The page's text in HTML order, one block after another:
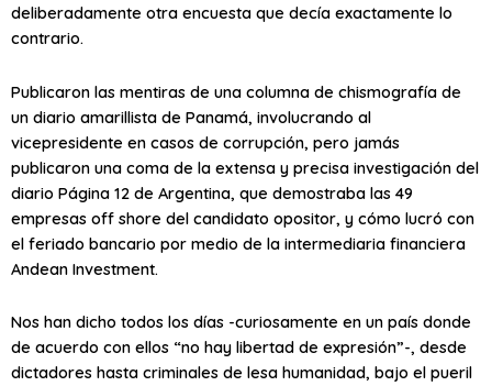
deliberadamente otra encuesta que decía exactamente lo
contrario.
Publicaron las mentiras de una columna de chismografía de
un diario amarillista de Panamá, involucrando al
vicepresidente en casos de corrupción, pero jamás
publicaron una coma de la extensa y precisa investigación del
diario Página 12 de Argentina, que demostraba las 49
empresas off shore del candidato opositor, y cómo lucró con
el feriado bancario por medio de la intermediaria financiera
Andean Investment.
Nos han dicho todos los días -curiosamente en un país donde
de acuerdo con ellos “no hay libertad de expresión”-, desde
dictadores hasta criminales de lesa humanidad, bajo el pueril